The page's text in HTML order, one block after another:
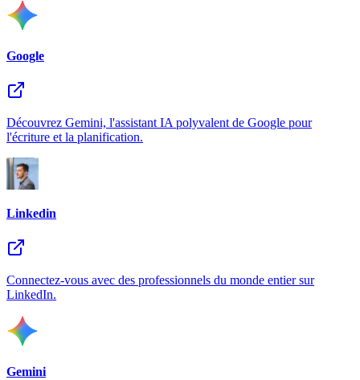
Google
Découvrez Gemini, l'assistant IA polyvalent de Google pour
l'écriture et la planification.
Linkedin
Connectez-vous avec des professionnels du monde entier sur
LinkedIn.
Gemini